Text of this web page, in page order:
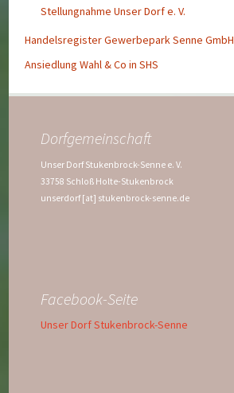
Stellungnahme Unser Dorf e. V.
Handelsregister Gewerbepark Senne GmbH
Ansiedlung Wahl & Co in SHS
Dorfgemeinschaft
Unser Dorf Stukenbrock-Senne e. V.
33758 Schloß Holte-Stukenbrock
unserdorf [at] stukenbrock-senne.de
Facebook-Seite
Unser Dorf Stukenbrock-Senne